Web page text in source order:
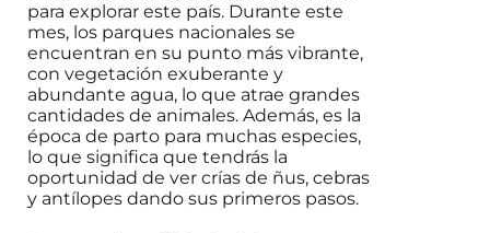
para explorar este país. Durante este
mes, los parques nacionales se
encuentran en su punto más vibrante,
con vegetación exuberante y
abundante agua, lo que atrae grandes
cantidades de animales. Además, es la
época de parto para muchas especies,
lo que significa que tendrás la
oportunidad de ver crías de ñus, cebras
y antílopes dando sus primeros pasos.